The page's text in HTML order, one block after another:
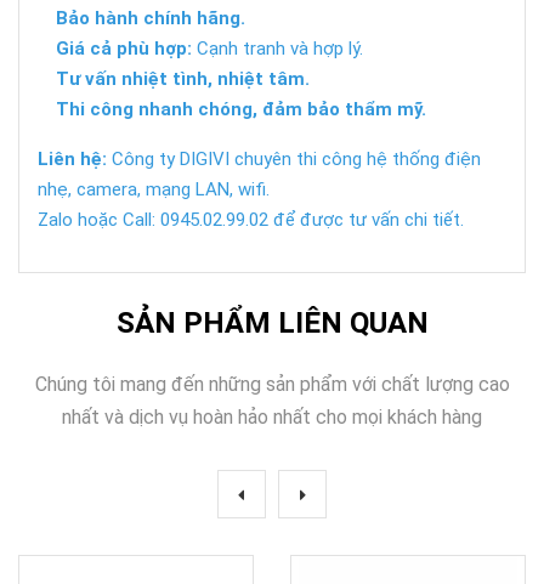
Bảo hành chính hãng.
Giá cả phù hợp: Cạnh tranh và hợp lý.
Tư vấn nhiệt tình, nhiệt tâm.
Thi công nhanh chóng, đảm bảo thẩm mỹ.
Liên hệ: Công ty DIGIVI chuyên thi công hệ thống điện
nhẹ, camera, mạng LAN, wifi.
Zalo hoặc Call: 0945.02.99.02 để được tư vấn chi tiết.
SẢN PHẨM LIÊN QUAN
Chúng tôi mang đến những sản phẩm với chất lượng cao
nhất và dịch vụ hoàn hảo nhất cho mọi khách hàng